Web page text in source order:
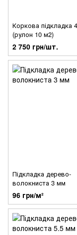
Коркова підкладка
(рулон 10 м2)
2 750 грн/шт.
Підкладка дерево-
волокниста 3 мм
96 грн/м²